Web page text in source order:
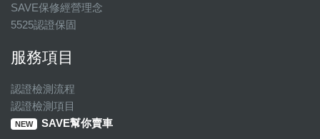
SAVE保修經營理念
5525認證保固
服務項目
認證檢測流程
認證檢測項目
NEW SAVE幫你賣車